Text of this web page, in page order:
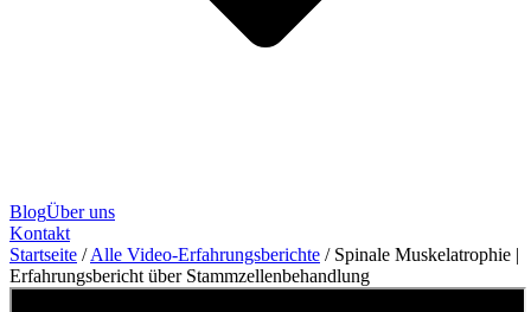
BlogÜber uns
Kontakt
Startseite / Alle Video-Erfahrungsberichte / Spinale Muskelatrophie |
Erfahrungsbericht über Stammzellenbehandlung